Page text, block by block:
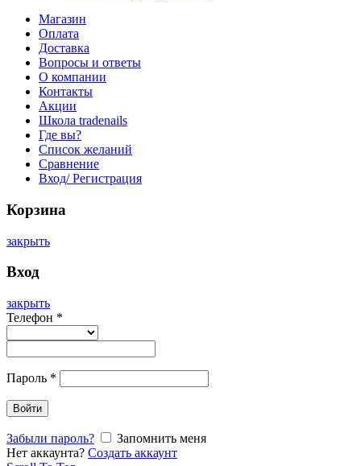
Магазин
Оплата
Доставка
Вопросы и ответы
О компании
Контакты
Акции
Школа tradenails
Где вы?
Список желаний
Сравнение
Вход/ Регистрация
Корзина
закрыть
Вход
закрыть
Телефон *
Пароль *
Войти
Забыли пароль?
Запомнить меня
Нет аккаунта? Создать аккаунт